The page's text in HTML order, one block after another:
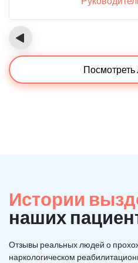
‹
Истории
наших
Отзывы реальных людей о
наркологическом